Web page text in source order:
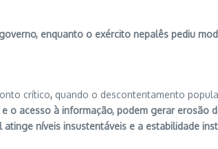
enquanto o exército nepalês pediu
crítico, quando o descontentamento
o acesso à informação, podem gerar erosão
níveis insustentáveis e a estabilidade